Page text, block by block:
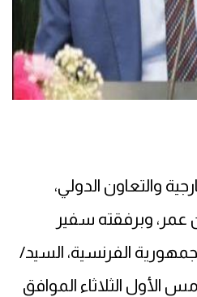
والتعاون الدولي،
عمر، وبرفقته سفير
الفرنسية، السيد/
الأول الثلاثاء الموافق